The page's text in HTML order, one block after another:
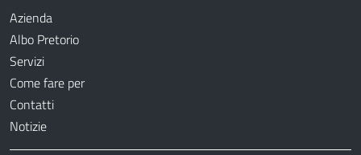
Azienda
Albo Pretorio
Servizi
Come fare per
Contatti
Notizie